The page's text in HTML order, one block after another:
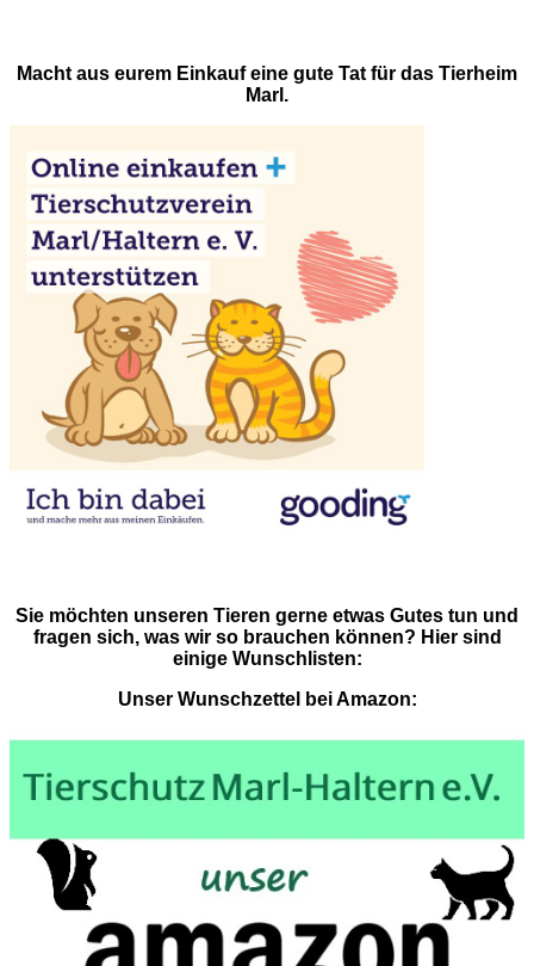
Macht aus eurem Einkauf eine gute Tat für das Tierheim
Marl.
Sie möchten unseren Tieren gerne etwas Gutes tun und
fragen sich, was wir so brauchen können? Hier sind
einige Wunschlisten:
Unser Wunschzettel bei Amazon: